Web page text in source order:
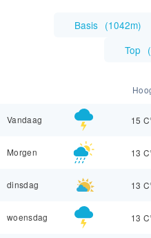
Basis (1042m)
Top (
Vandaag 15
Morgen 13
dinsdag 13
woensdag 13